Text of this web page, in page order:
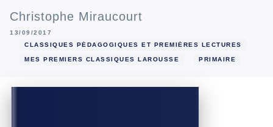
Christophe Miraucourt
13/09/2017
CLASSIQUES PÉDAGOGIQUES ET PREMIÈRES LECTURES
MES PREMIERS CLASSIQUES LAROUSSE PRIMAIRE